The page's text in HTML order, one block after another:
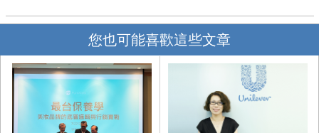
您也可能喜歡這些文章